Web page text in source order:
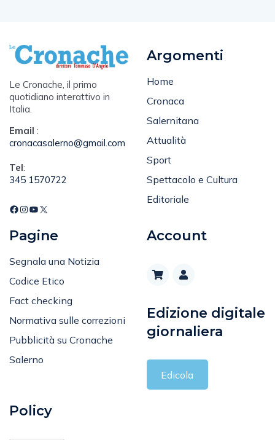
Le Cronache, il primo
quotidiano interattivo in
Italia.
Email :
cronacasalerno@gmail.com
Tel:
345 1570722
Argomenti
Home
Cronaca
Salernitana
Attualità
Sport
Spettacolo e Cultura
Editoriale
Pagine
Segnala una Notizia
Codice Etico
Fact checking
Normativa sulle correzioni
Pubblicità su Cronache
Salerno
Account
Edizione digitale
giornaliera
Edicola
Policy